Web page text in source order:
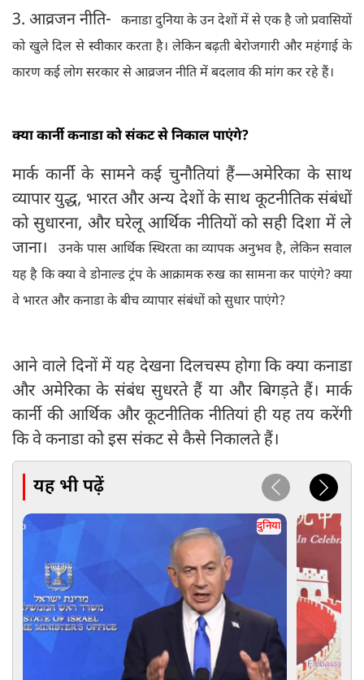
3. आव्रजन नीति-
कनाडा दुनिया के उन देशों में से एक है जो प्रवासियों
को खुले दिल से स्वीकार करता है। लेकिन बढ़ती बेरोजगारी और महंगाई के
कारण कई लोग सरकार से आव्रजन नीति में बदलाव की मांग कर रहे हैं।
क्या कार्नी कनाडा को संकट से निकाल पाएंगे?
मार्क कार्नी के सामने कई चुनौतियां हैं—अमेरिका के साथ
व्यापार युद्ध, भारत और अन्य देशों के साथ कूटनीतिक संबंधों
को सुधारना, और घरेलू आर्थिक नीतियों को सही दिशा में ले
जाना।
उनके पास आर्थिक स्थिरता का व्यापक अनुभव है, लेकिन सवाल
यह है कि क्या वे डोनाल्ड ट्रंप के आक्रामक रुख का सामना कर पाएंगे? क्या
वे भारत और कनाडा के बीच व्यापार संबंधों को सुधार पाएंगे?
आने वाले दिनों में यह देखना दिलचस्प होगा कि क्या कनाडा
और अमेरिका के संबंध सुधरते हैं या और बिगड़ते हैं। मार्क
कार्नी की आर्थिक और कूटनीतिक नीतियां ही यह तय करेंगी
कि वे कनाडा को इस संकट से कैसे निकालते हैं।
यह भी पढ़ें
दुनिया